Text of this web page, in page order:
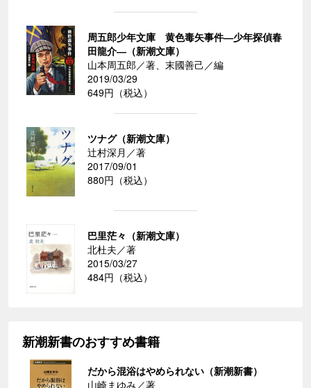
周五郎少年文庫 黄色毒矢事件―少年探偵春
田龍介―（新潮文庫）
山本周五郎／著、末國善己／編
2019/03/29
649円（税込）
ツナグ（新潮文庫）
辻村深月／著
2017/09/01
880円（税込）
巴里茫々（新潮文庫）
北杜夫／著
2015/03/27
484円（税込）
新潮新書のおすすめ書籍
だから混浴はやめられない（新潮新書）
山崎まゆみ／著